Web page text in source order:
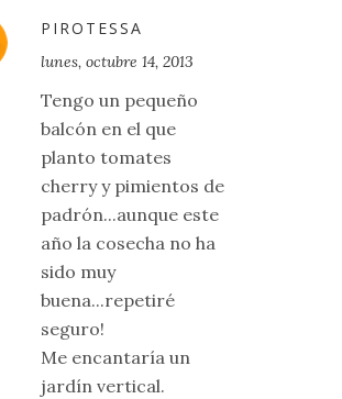
PIROTESSA
lunes, octubre 14, 2013
Tengo un pequeño
balcón en el que
planto tomates
cherry y pimientos de
padrón...aunque este
año la cosecha no ha
sido muy
buena...repetiré
seguro!
Me encantaría un
jardín vertical.